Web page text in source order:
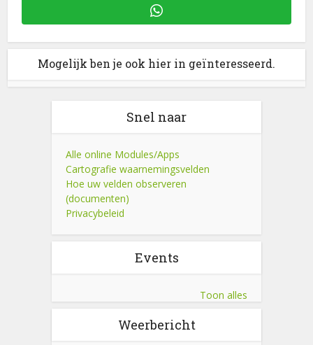
Mogelijk ben je ook hier in geïnteresseerd.
Snel naar
Alle online Modules/Apps
Cartografie waarnemingsvelden
Hoe uw velden observeren
(documenten)
Privacybeleid
Events
Toon alles
Weerbericht